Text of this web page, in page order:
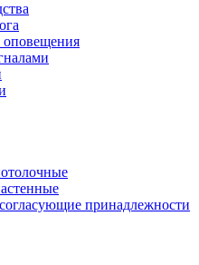
оповещения
принадлежности